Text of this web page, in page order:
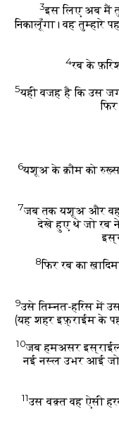
3इस लिए अब मैं
निकालूँगा। वह तुम्हारे
4रब के
5यही वजह है कि उस
6यशूअ के क़ौम को
7जब तक यशूअ और वह
देखे हुए थे जो रब
8फिर रब का
9उसे तिम्नत-हरिस में
(यह शहर इफ़्राईम के
10जब हमअसर
नई नस्ल उभर आई जो
11उस वक़्त वह ऐसी